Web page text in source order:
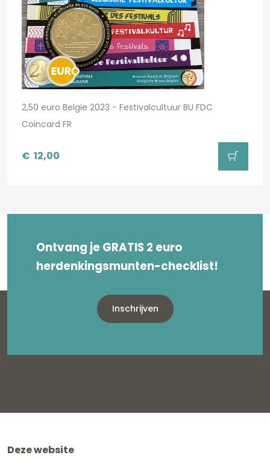
2,50 euro Belgie 2023 - Festivalcultuur BU FDC
Coincard FR
€ 12,00
Ontvang je GRATIS 2 euro
herdenkingsmunten-checklist!
Inschrijven
Deze website